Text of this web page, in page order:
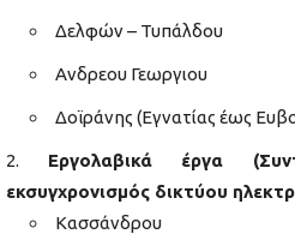
Δελφών – Τυπάλδου
Ανδρεου Γεωργιου
Δοϊράνης (Εγνατίας έως
Εργολαβικά έργα
εκσυγχρονισμός δικτύου
Κασσάνδρου